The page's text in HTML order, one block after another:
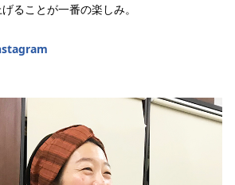
ることが一番の楽しみ。